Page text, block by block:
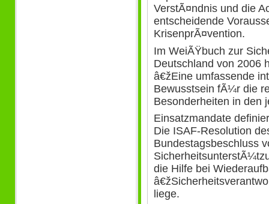
VerstÃ¤ndnis und die
entscheidende
KrisenprÃ¤vention.
Im WeiÃŸbuch zur
Deutschland von 2006
â€žEine umfassende
Bewusstsein fÃ¼r die
Besonderheiten in den
Einsatzmandate
Die ISAF-Resolution
Bundestagsbeschluss
die Hilfe bei
liege.